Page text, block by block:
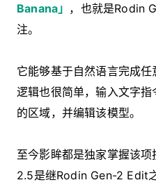
Banana」 ，也就是Rodin
注。
它能够基于自然语言完成
逻辑也很简单，输入文字
的区域，并编辑该模型。
至今影眸都是独家掌握该
2.5是继Rodin Gen-2 Edit